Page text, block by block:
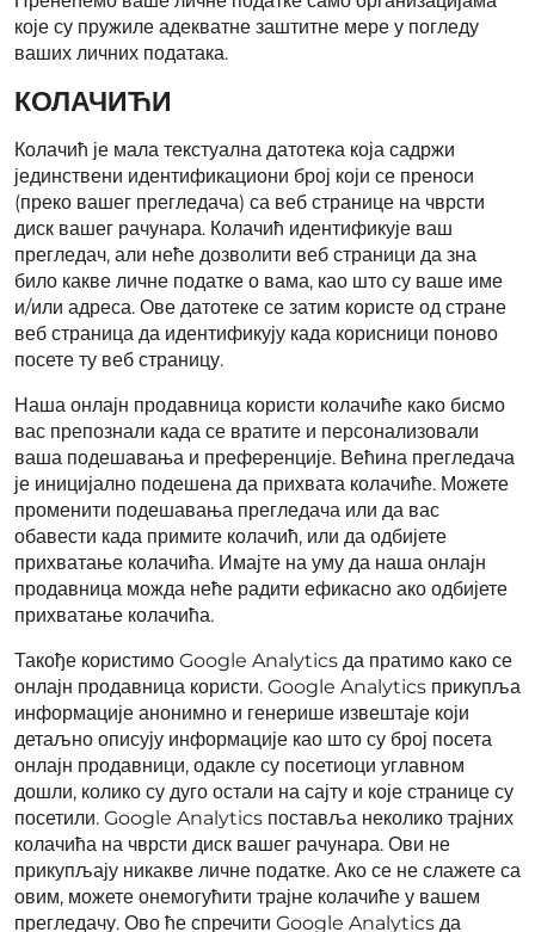
које су пружиле адекватне заштитне мере у погледу
ваших личних података.
КОЛАЧИЋИ
Колачић је мала текстуална датотека која садржи
јединствени идентификациони број који се преноси
(преко вашег прегледача) са веб странице на чврсти
диск вашег рачунара. Колачић идентификује ваш
прегледач, али неће дозволити веб страници да зна
било какве личне податке о вама, као што су ваше име
и/или адреса. Ове датотеке се затим користе од стране
веб страница да идентификују када корисници поново
посете ту веб страницу.
Наша онлајн продавница користи колачиће како бисмо
вас препознали када се вратите и персонализовали
ваша подешавања и преференције. Већина прегледача
је иницијално подешена да прихвата колачиће. Можете
променити подешавања прегледача или да вас
обавести када примите колачић, или да одбијете
прихватање колачића. Имајте на уму да наша онлајн
продавница можда неће радити ефикасно ако одбијете
прихватање колачића.
Такође користимо Google Analytics да пратимо како се
онлајн продавница користи. Google Analytics прикупља
информације анонимно и генерише извештаје који
детаљно описују информације као што су број посета
онлајн продавници, одакле су посетиоци углавном
дошли, колико су дуго остали на сајту и које странице су
посетили. Google Analytics поставља неколико трајних
колачића на чврсти диск вашег рачунара. Ови не
прикупљају никакве личне податке. Ако се не слажете са
овим, можете онемогућити трајне колачиће у вашем
прегледачу. Ово ће спречити Google Analytics да